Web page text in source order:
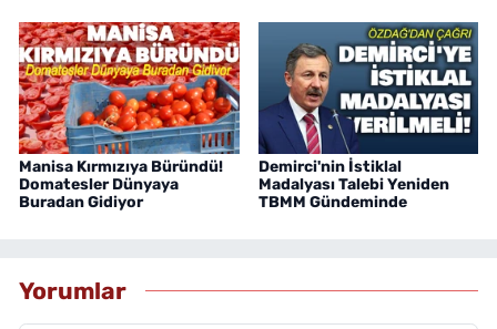
Manisa Kırmızıya Büründü!
Domatesler Dünyaya
Buradan Gidiyor
Demirci'nin İstiklal
Madalyası Talebi Yeniden
TBMM Gündeminde
Yorumlar